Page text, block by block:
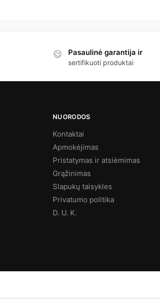
Pasaulinė garantija ir
sertifikuoti produktai
NUORODOS
Kontaktai
Apmokėjimas
Pristatymas ir atsiėmimas
Grąžinimas
Slapukų taisykles
Privatumo politika
D. U. K.